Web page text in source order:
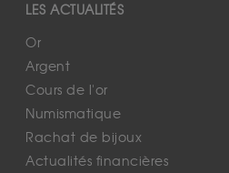
LES ACTUALITÉS
Or
Argent
Cours de l'or
Numismatique
Rachat de bijoux
Actualités financières